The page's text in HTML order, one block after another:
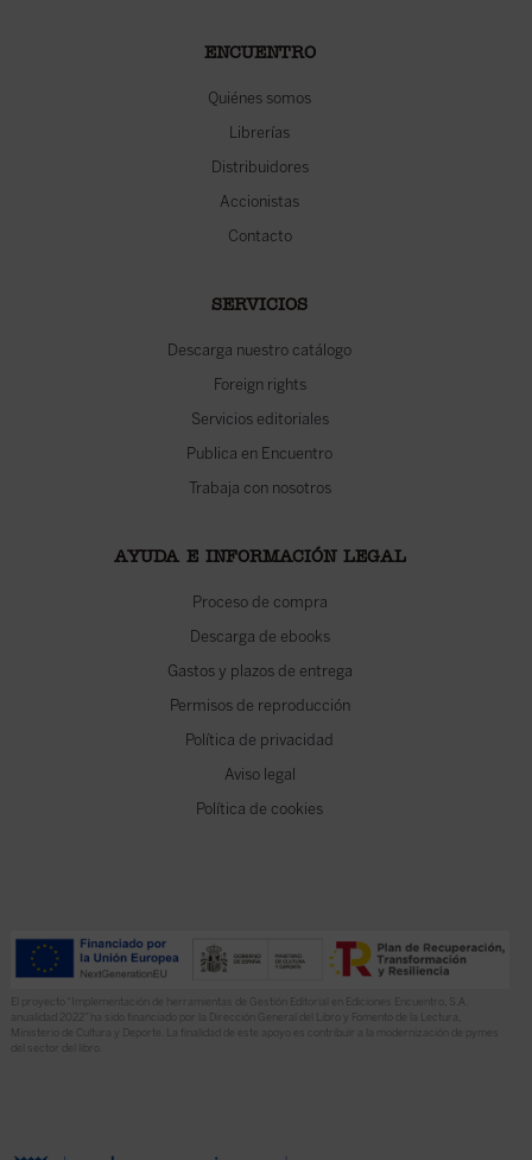
ENCUENTRO
Quiénes somos
Librerías
Distribuidores
Accionistas
Contacto
SERVICIOS
Descarga nuestro catálogo
Foreign rights
Servicios editoriales
Publica en Encuentro
Trabaja con nosotros
AYUDA E INFORMACIÓN LEGAL
Proceso de compra
Descarga de ebooks
Gastos y plazos de entrega
Permisos de reproducción
Política de privacidad
Aviso legal
Política de cookies
El proyecto “Implementación de herramientas de Gestión Editorial en Ediciones Encuentro, S.A.
anualidad 2022” ha sido financiado por la Dirección General del Libro y Fomento de la Lectura,
Ministerio de Cultura y Deporte. La finalidad de este apoyo es contribuir a la modernización de pymes
del sector del libro.